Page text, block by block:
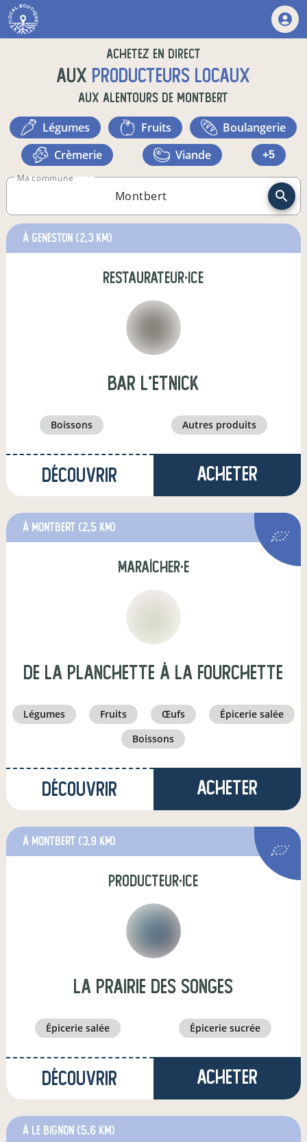
Achetez en direct
auxproducteurs locaux
aux alentours de Montbert
légumes fruits
boulangerie
crèmerie
viande +5
Ma commune
à Geneston (2,3 km)
restaurateur·ice
Bar l'Etnick
boissons autres produits
Découvrir Acheter
à Montbert (2,5 km)
maraîcher·e
De la Planchette à la fourchette
légumes fruits œufs
épicerie salée
boissons
Découvrir Acheter
à Montbert (3,9 km)
producteur·ice
La prairie des Songes
épicerie salée épicerie sucrée
Découvrir Acheter
à Le Bignon (5,6 km)